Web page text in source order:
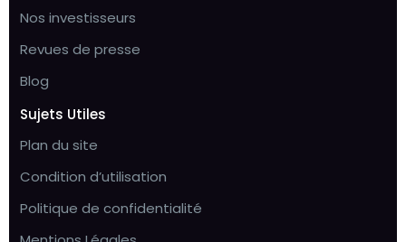
Nos investisseurs
Revues de presse
Blog
Sujets Utiles
Plan du site
Condition d’utilisation
Politique de confidentialité